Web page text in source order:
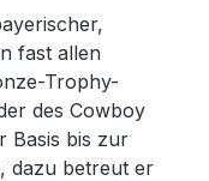
fast allen
Trophy-
des Cowboy
Basis bis zur
dazu betreut er